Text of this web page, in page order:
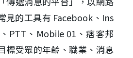
見的工具有 Facebook、Ins
PTT、Mobile 01、痞客邦
標受眾的年齡、職業、消息